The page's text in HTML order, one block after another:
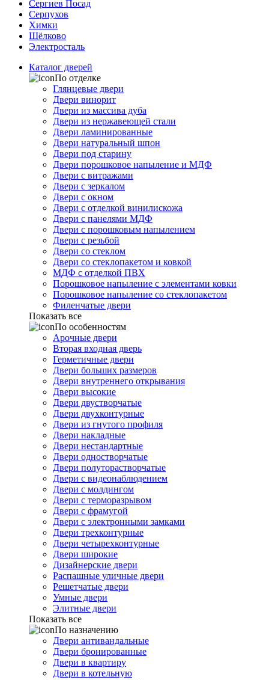
Сергиев Посад
Серпухов
Химки
Щёлково
Электросталь
Каталог дверей
По отделке
Глянцевые двери
Двери винорит
Двери из массива дуба
Двери из нержавеющей стали
Двери ламинированные
Двери натуральный шпон
Двери под старину
Двери порошковое напыление и МДФ
Двери с витражами
Двери с зеркалом
Двери с окном
Двери с отделкой винилискожа
Двери с панелями МДФ
Двери с порошковым напылением
Двери с резьбой
Двери со стеклом
Двери со стеклопакетом и ковкой
МДФ с отделкой ПВХ
Порошковое напыление с элементами ковки
Порошковое напыление со стеклопакетом
Филенчатые двери
Показать все
По особенностям
Арочные двери
Вторая входная дверь
Герметичные двери
Двери больших размеров
Двери внутреннего открывания
Двери высокие
Двери двустворчатые
Двери двухконтурные
Двери из гнутого профиля
Двери накладные
Двери нестандартные
Двери одностворчатые
Двери полуторастворчатые
Двери с видеонаблюдением
Двери с молдингом
Двери с терморазрывом
Двери с фрамугой
Двери с электронными замками
Двери трехконтурные
Двери четырехконтурные
Двери широкие
Дизайнерские двери
Распашные уличные двери
Решетчатые двери
Умные двери
Элитные двери
Показать все
По назначению
Двери антивандальные
Двери бронированные
Двери в квартиру
Двери в котельную